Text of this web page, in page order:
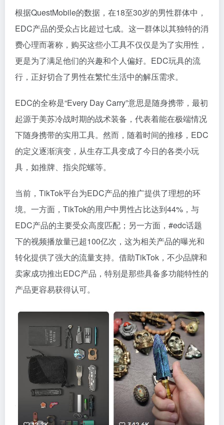
根据QuestMobile的数据，在18至30岁的男性群体中，
EDC产品的受众占比超过七成。这一群体以其独特的消
费心理而著称，购买这些小工具不仅仅是为了实用性，
更是为了满足他们的兴趣和个人偏好。EDC玩具的流
行，正好切合了男性在繁忙生活中的解压需求。
EDC的全称是“Every Day Carry”意思是随身携带，最初
起源于美苏冷战时期的战术装备，代表着能在极端情况
下随身携带的实用工具。然而，随着时间的推移，EDC
的定义逐渐演变，从生存工具变成了今日的各类小玩
具，如推牌、指尖陀螺等。
当前，TikTok平台为EDC产品的推广提供了理想的环
境。一方面，TikTok的用户中男性占比达到44%，与
EDC产品的主要受众高度匹配；另一方面，#edc话题
下的视频播放量已超100亿次，这为相关产品的曝光和
转化提供了强大的流量支持。借助TikTok，不少品牌和
卖家成功推出EDC产品，特别是那些具备多功能特性的
产品更容易获得认可。